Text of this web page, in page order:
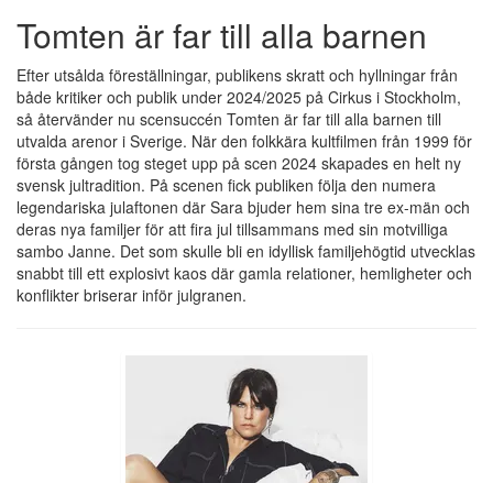
Tomten är far till alla barnen
Efter utsålda föreställningar, publikens skratt och hyllningar från
både kritiker och publik under 2024/2025 på Cirkus i Stockholm,
så återvänder nu scensuccén Tomten är far till alla barnen till
utvalda arenor i Sverige. När den folkkära kultfilmen från 1999 för
första gången tog steget upp på scen 2024 skapades en helt ny
svensk jultradition. På scenen fick publiken följa den numera
legendariska julaftonen där Sara bjuder hem sina tre ex-män och
deras nya familjer för att fira jul tillsammans med sin motvilliga
sambo Janne. Det som skulle bli en idyllisk familjehögtid utvecklas
snabbt till ett explosivt kaos där gamla relationer, hemligheter och
konflikter briserar inför julgranen.